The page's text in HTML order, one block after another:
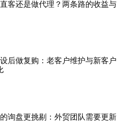
客还是做代理？两条路的收益与
后做复购：老客户维护与新客户
询盘更挑剔：外贸团队需要更新